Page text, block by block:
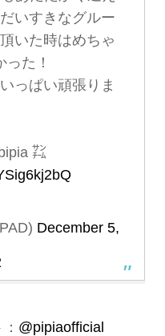
いすきなグルー
いた時はめちゃ
った！
っぱい頑張りま
㌠
December 5,
@pipiaofficial